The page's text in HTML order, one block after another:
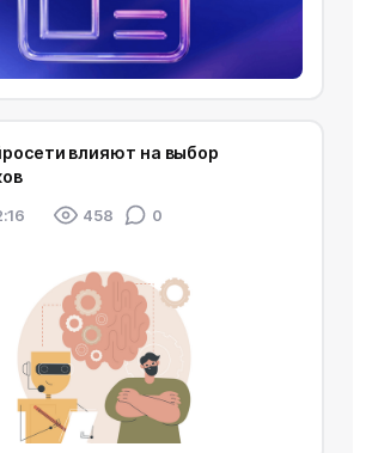
влияют на выбор
458 0